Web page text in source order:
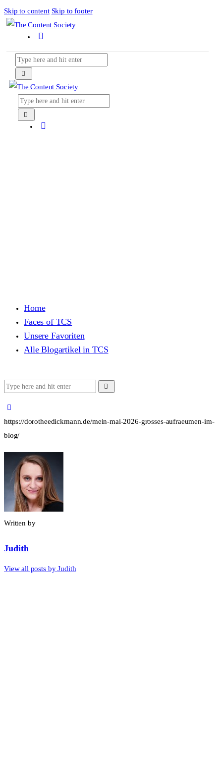
Skip to content Skip to footer
Home
Faces of TCS
Unsere Favoriten
Alle Blogartikel in TCS
https://dorotheedickmann.de/mein-mai-2026-grosses-aufraeumen-im-
blog/
Written by
Judith
View all posts byJudith